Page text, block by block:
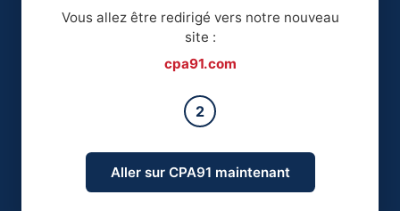
Vous allez être redirigé vers notre nouveau
site :
cpa91.com
2
Aller sur CPA91 maintenant